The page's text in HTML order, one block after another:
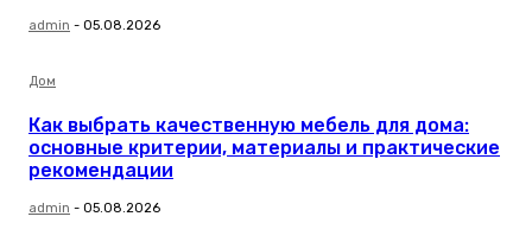
admin - 05.08.2026
Дом
Как выбрать качественную мебель для дома:
основные критерии, материалы и практические
рекомендации
admin - 05.08.2026